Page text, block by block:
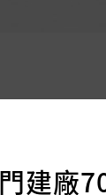
建廠